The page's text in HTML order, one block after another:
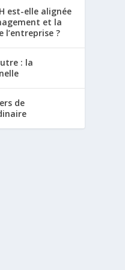
est-elle alignée
et la
l’entreprise ?
: la
de